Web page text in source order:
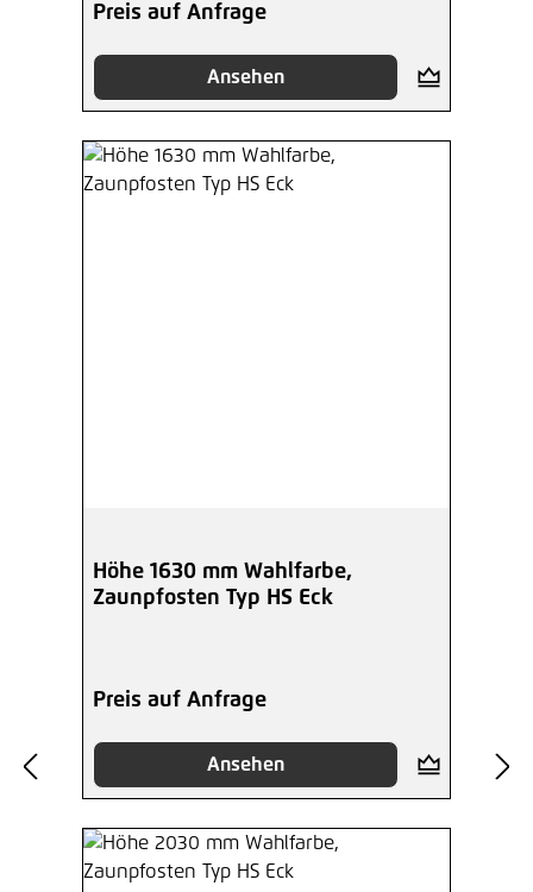
Preis auf Anfrage
Ansehen
Höhe 1630 mm Wahlfarbe,
Zaunpfosten Typ HS Eck
Preis auf Anfrage
Ansehen